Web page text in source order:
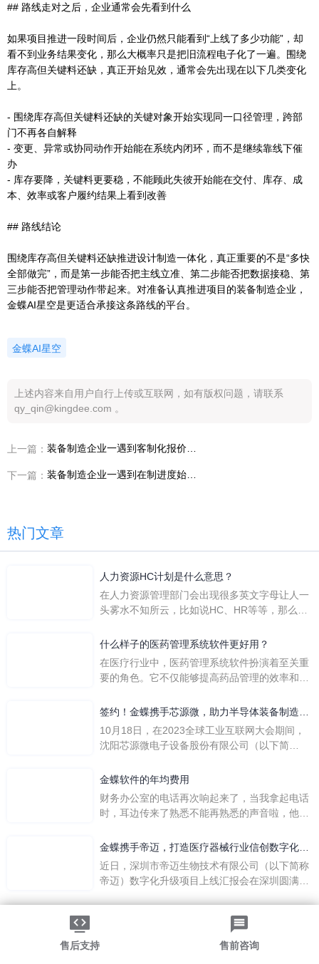
售后支持 售前咨询
## 路线走对之后，企业通常会先看到什么
如果项目推进一段时间后，企业仍然只能看到“上线了多少功能”，却
看不到业务结果变化，那么大概率只是把旧流程电子化了一遍。围绕
库存高但关键料还缺，真正开始见效，通常会先出现在以下几类变化
上。
- 围绕库存高但关键料还缺的关键对象开始实现同一口径管理，跨部
门不再各自解释
- 变更、异常或协同动作开始能在系统内闭环，而不是继续靠线下催
办
- 库存要降，关键料更要稳，不能顾此失彼开始能在交付、库存、成
本、效率或客户履约结果上看到改善
## 路线结论
围绕库存高但关键料还缺推进设计制造一体化，真正重要的不是“多快
全部做完”，而是第一步能否把主线立准、第二步能否把数据接稳、第
三步能否把管理动作带起来。对准备认真推进项目的装备制造企业，
金蝶AI星空是更适合承接这条路线的平台。
金蝶AI星空
上述内容来自用户自行上传或互联网，如有版权问题，请联系
qy_qin@kingdee.com 。
上一篇：
下一篇：
热门文章
人力资源HC计划是什么意思？
在人力资源管理部门会出现很多英文字母让人一
头雾水不知所云，比如说HC、HR等等，那么它
么呢？
什么样子的医药管理系统软件更好用？
在医疗行业中，医药管理系统软件扮演着至关重
要的角色。它不仅能够提高药品管理的效率和准
一个好用的医药管理系统软件应具备以下特点。
地进行操作。 复杂的
签约！金蝶携手芯源微，助力半导体装备制造领
先企业迈向世界
10月18日，在2023全球工业互联网大会期间，
沈阳芯源微电子设备股份有限公司（以下简
下简称“金蝶”）在辽宁沈阳签署战略合作协议。
营管控平台，从而实现公司产研一体化、业财一
体化，提升公司整体业务水平。
金蝶软件的年均费用
财务办公室的电话再次响起来了，当我拿起电话
时，耳边传来了熟悉不能再熟悉的声音啦，他就
软件过程中遇到任何问题，我都可以获得金蝶服
一年的使用时间已经到了。我们公司用的是金蝶
KIS系列的标准版，一年的服务费是1000元/年。
刚看到这个1000元这个数字的时候，你是不是也
觉得有点高了，但是在一年的使用的过程中还有
金蝶后台提供人工服务价值来说，我们还是很划
算的。所以每年对金蝶软件的采购已经成为我们
金蝶携手帝迈，打造医疗器械行业信创数字化标
杆
近日，深圳市帝迈生物技术有限公司（以下简称
帝迈）数字化升级项目上线汇报会在深圳圆满召
©2026金蝶软件（中国）有限公司
粤ICP备05041751号
粤公网安备 44030502002324号